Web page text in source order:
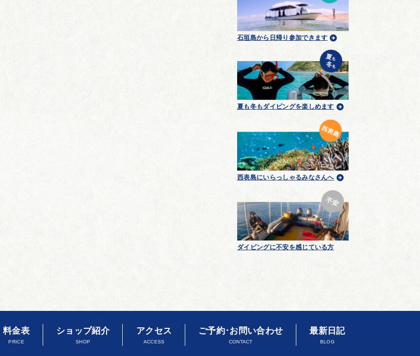
石垣島から日帰り参加できます
夏も冬もダイビングを楽しめます
西表島にいらっしゃるみなさんへ
ダイビングに不安を感じている方
料金表
PRICE
ショップ紹介
SHOP
アクセス
ACCESS
ご予約･お問い合わせ
CONTACT
最新日記
BLOG